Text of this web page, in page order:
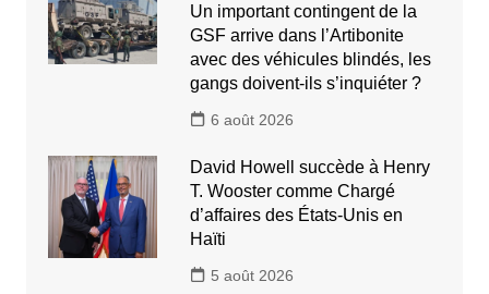
Un important contingent de la
GSF arrive dans l’Artibonite
avec des véhicules blindés, les
gangs doivent-ils s’inquiéter ?
6 août 2026
David Howell succède à Henry
T. Wooster comme Chargé
d’affaires des États-Unis en
Haïti
5 août 2026